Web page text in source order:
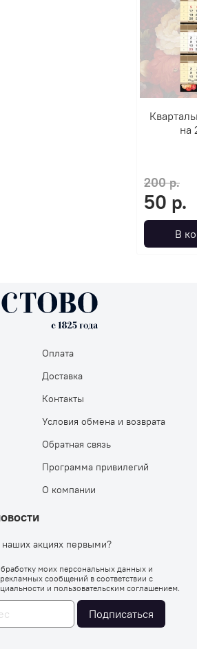
на
200 р.
50 р.
В
Оплата
Доставка
Контакты
Условия обмена и возврата
Обратная связь
Программа привилегий
О компании
наших акциях первыми?
моих персональных данных и
сообщений в соответствии с
и пользовательским соглашением.
Подписаться